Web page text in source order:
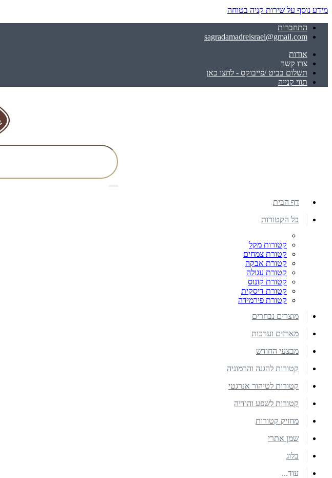
מידע נוסף על שירות קניה בטוחה
התחברות
sagradamadreisrael@gmail.com
אודות
צרו קשר
תשלום בביט /פייבוקס - לחצו כאן
תווי קנייה
דף הבית
כל הקטורות
קטורות מקל
קטורת צמחים
קטורת אבקה
קטורת עגולה
קטורת קונוס
קטורת דיסקית
קטורת פירמידה
מוצרים נבחרים
מארזים וערכות
מבצעי החודש
קטורות להגנה והרמוניה
קטורות לטיהור אנרגטי
קטורות לשפע והודיה
מחזיק קטורות
שמן אתרי
בלוג
עוד...